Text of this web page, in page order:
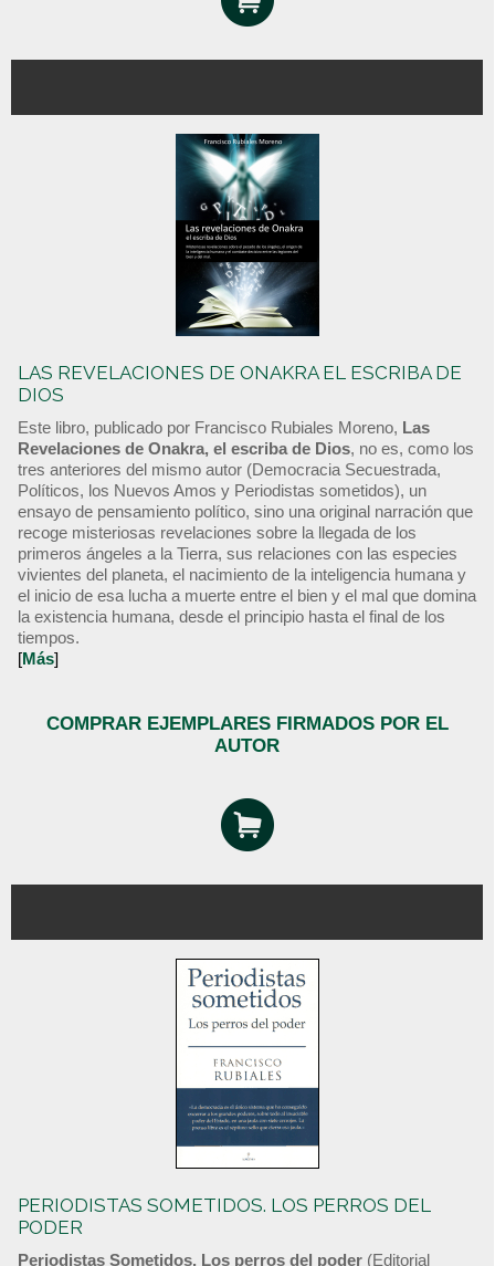
LAS REVELACIONES DE ONAKRA EL ESCRIBA DE
DIOS
Este libro, publicado por Francisco Rubiales Moreno, Las
Revelaciones de Onakra, el escriba de Dios, no es, como los
tres anteriores del mismo autor (Democracia Secuestrada,
Políticos, los Nuevos Amos y Periodistas sometidos), un
ensayo de pensamiento político, sino una original narración que
recoge misteriosas revelaciones sobre la llegada de los
primeros ángeles a la Tierra, sus relaciones con las especies
vivientes del planeta, el nacimiento de la inteligencia humana y
el inicio de esa lucha a muerte entre el bien y el mal que domina
la existencia humana, desde el principio hasta el final de los
tiempos.
[Más]
COMPRAR EJEMPLARES FIRMADOS POR EL
AUTOR
PERIODISTAS SOMETIDOS. LOS PERROS DEL
PODER
Periodistas Sometidos. Los perros del poder (Editorial